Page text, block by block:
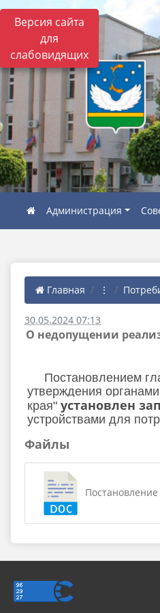
Версия сайта
для
слабовидящих
Администрация
Главная ⋮
30.05.2024 07:13
О недопущении
Постановлением
утверждения
края" установлен
устройствами для
Файлы